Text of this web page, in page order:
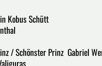
Kobus Schütt
/ Schönster Prinz Gabriel